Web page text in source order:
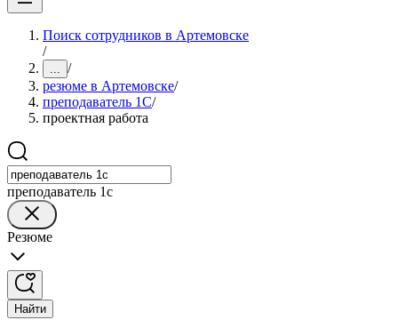
Поиск сотрудников в Артемовске
/
... /
резюме в Артемовске/
преподаватель 1С/
проектная работа
преподаватель 1с
Резюме
Найти